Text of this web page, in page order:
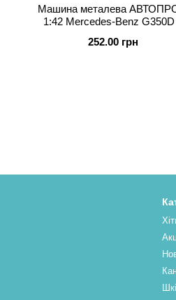
Машина металева
1:42 Mercedes-Benz
* 6,5 * 7см
252.00 грн